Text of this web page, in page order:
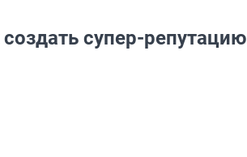
супер-репутацию